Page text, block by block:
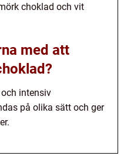
choklad och vit
med att
intensiv
på olika sätt och ger